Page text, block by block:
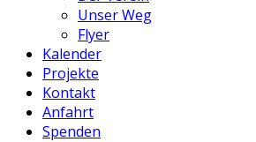
Unser Weg
Flyer
Kalender
Projekte
Kontakt
Anfahrt
Spenden